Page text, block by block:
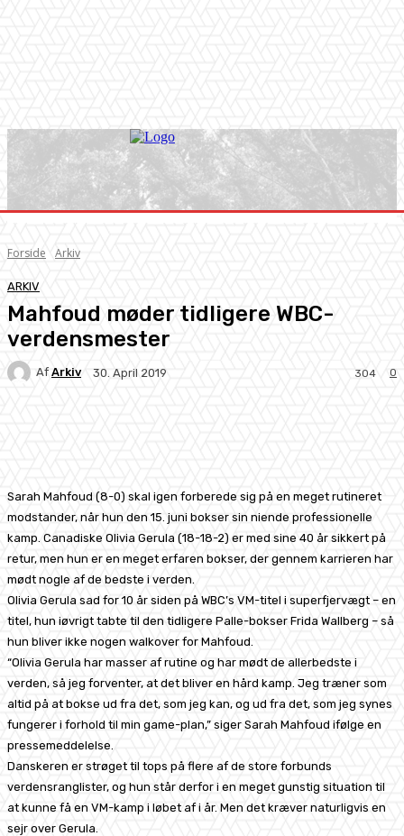
Forside Arkiv
ARKIV
Mahfoud møder tidligere WBC-
verdensmester
Af Arkiv 30. April 2019 0
304
Sarah Mahfoud (8-0) skal igen forberede sig på en meget rutineret
modstander, når hun den 15. juni bokser sin niende professionelle
kamp. Canadiske Olivia Gerula (18-18-2) er med sine 40 år sikkert på
retur, men hun er en meget erfaren bokser, der gennem karrieren har
mødt nogle af de bedste i verden.
Olivia Gerula sad for 10 år siden på WBC’s VM-titel i superfjervægt – en
titel, hun iøvrigt tabte til den tidligere Palle-bokser Frida Wallberg – så
hun bliver ikke nogen walkover for Mahfoud.
“Olivia Gerula har masser af rutine og har mødt de allerbedste i
verden, så jeg forventer, at det bliver en hård kamp. Jeg træner som
altid på at bokse ud fra det, som jeg kan, og ud fra det, som jeg synes
fungerer i forhold til min game-plan,” siger Sarah Mahfoud ifølge en
pressemeddelelse.
Danskeren er strøget til tops på flere af de store forbunds
verdensranglister, og hun står derfor i en meget gunstig situation til
at kunne få en VM-kamp i løbet af i år. Men det kræver naturligvis en
sejr over Gerula.